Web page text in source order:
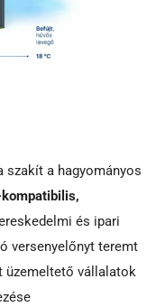
szakít a hagyományos
kompatibilis,
és ipari
versenyelőnyt teremt
üzemeltető vállalatok